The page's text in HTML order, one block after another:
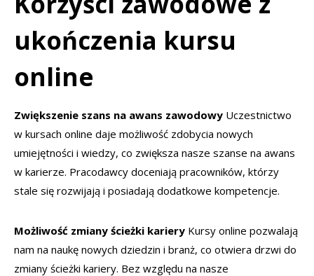
ukończenia kursu
online
Zwiększenie szans na awans zawodowy Uczestnictwo
w kursach online daje możliwość zdobycia nowych
umiejętności i wiedzy, co zwiększa nasze szanse na awans
w karierze. Pracodawcy doceniają pracowników, którzy
stale się rozwijają i posiadają dodatkowe kompetencje.
Możliwość zmiany ścieżki kariery Kursy online pozwalają
nam na naukę nowych dziedzin i branż, co otwiera drzwi do
zmiany ścieżki kariery. Bez względu na nasze